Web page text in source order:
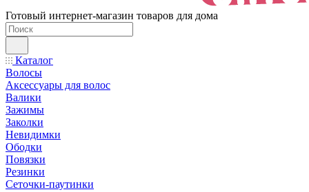
Готовый интернет-магазин товаров для дома
Каталог
Волосы
Аксессуары для волос
Валики
Зажимы
Заколки
Невидимки
Ободки
Повязки
Резинки
Сеточки-паутинки